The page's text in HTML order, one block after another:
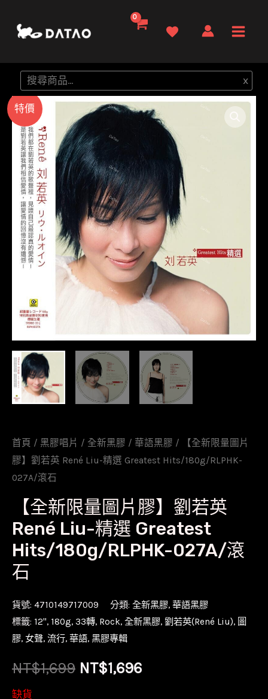
要
容
Menu
搜
尋
x
特價
首頁 / 黑膠唱片 / 全新黑膠 / 華語黑膠 / 【全新限量圖片
膠】劉若英 René Liu-精選 Greatest Hits/180g/RLPHK-
027A/滾石
【全新限量圖片膠】劉若英
René Liu-精選 Greatest
Hits/180g/RLPHK-027A/滾
石
貨號: 4710149717009 分類: 全新黑膠, 華語黑膠
標籤: 12'', 180g, 33轉, Rock, 全新黑膠, 劉若英(René Liu), 圖
膠, 女聲, 流行, 華語, 黑膠專輯
NT$1,699 原
NT$1,696目
缺貨